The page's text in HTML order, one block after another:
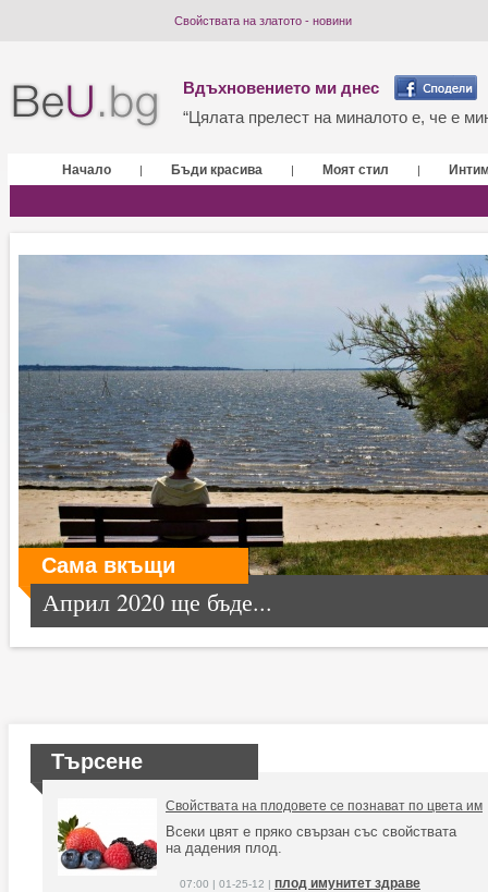
Свойствата на златото - новини
Вдъхновението ми днес
“Цялата прелест на миналото е, че е
Начало | Бъди красива | Моят стил |
Сама вкъщи
Април 2020 ще бъде...
Търсене
Свойствата на плодовете се познават по цвета им
Всеки цвят е пряко свързан със свойствата
на дадения плод.
07:00 | 01-25-12 | плод имунитет здраве